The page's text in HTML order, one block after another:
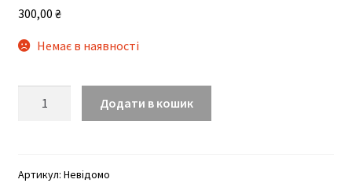
300,00 ₴
Немає в наявності
Додати в кошик
Артикул: Невідомо